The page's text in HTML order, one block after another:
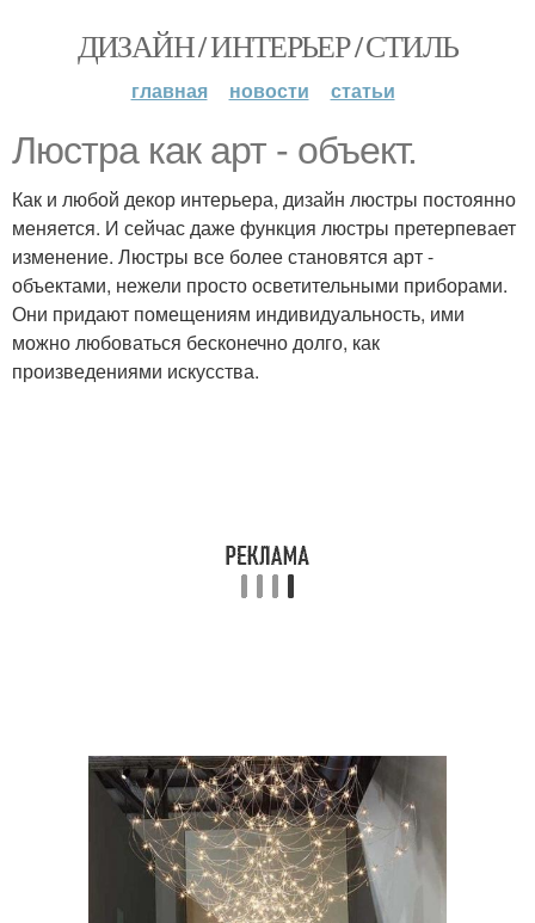
ДИЗАЙН / ИНТЕРЬЕР / СТИЛЬ
главная новости статьи
Люстра как арт - объект.
Как и любой декор интерьера, дизайн люстры постоянно
меняется. И сейчас даже функция люстры претерпевает
изменение. Люстры все более становятся арт -
объектами, нежели просто осветительными приборами.
Они придают помещениям индивидуальность, ими
можно любоваться бесконечно долго, как
произведениями искусства.